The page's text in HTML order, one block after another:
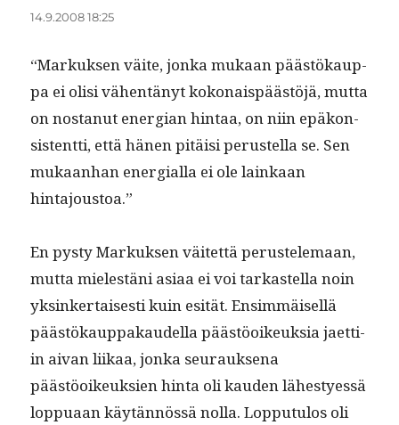
14.9.2008 18:25
“Markuk­sen väite, jon­ka mukaan päästökaup­
pa ei olisi vähen­tänyt kokon­ais­päästöjä, mut­ta
on nos­tanut ener­gian hin­taa, on niin epäkon­
sis­tent­ti, että hänen pitäisi perustel­la se. Sen
mukaan­han ener­gial­la ei ole lainkaan
hintajoustoa.”
En pysty Markuk­sen väitet­tä perustele­maan,
mut­ta mielestäni asi­aa ei voi tarkastel­la noin
yksinker­tais­es­ti kuin esität. Ensim­mäisel­lä
päästökaup­pakaudel­la päästöoikeuk­sia jaet­ti­
in aivan liikaa, jon­ka seu­rauk­se­na
päästöoikeuk­sien hin­ta oli kau­den läh­estyessä
lop­puaan käytän­nössä nol­la. Lop­putu­los oli